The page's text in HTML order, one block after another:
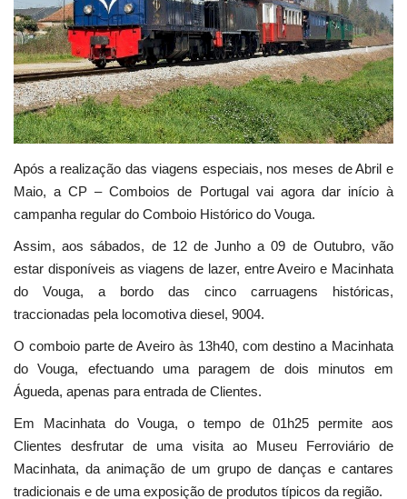
Estatuto Editorial
Saúde
Ficha técnica
Cultura
Ambiente
Após a realização das viagens especiais, nos meses de Abril e
Maio, a CP – Comboios de Portugal vai agora dar início à
campanha regular do Comboio Histórico do Vouga.
Assim, aos sábados, de 12 de Junho a 09 de Outubro, vão
estar disponíveis as viagens de lazer, entre Aveiro e Macinhata
do Vouga, a bordo das cinco carruagens históricas,
traccionadas pela locomotiva diesel, 9004.
O comboio parte de Aveiro às 13h40, com destino a Macinhata
do Vouga, efectuando uma paragem de dois minutos em
Águeda, apenas para entrada de Clientes.
Em Macinhata do Vouga, o tempo de 01h25 permite aos
Clientes desfrutar de uma visita ao Museu Ferroviário de
Macinhata, da animação de um grupo de danças e cantares
tradicionais e de uma exposição de produtos típicos da região.